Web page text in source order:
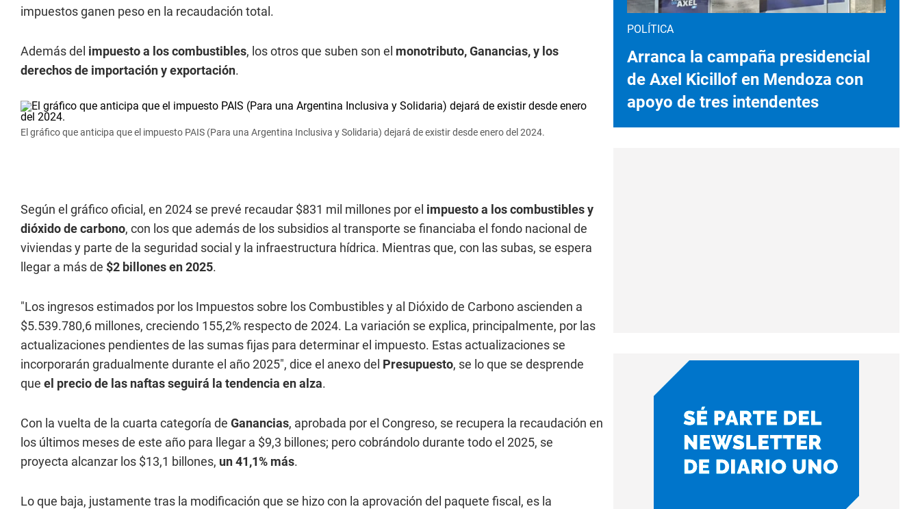
impuestos ganen peso en la recaudación total.
Además del impuesto a los combustibles, los otros que suben son el monotributo, Ganancias, y los
derechos de importación y exportación.
El gráfico que anticipa que el impuesto PAIS (Para una Argentina Inclusiva y Solidaria) dejará de existir desde enero del 2024.
Según el gráfico oficial, en 2024 se prevé recaudar $831 mil millones por el impuesto a los combustibles y
dióxido de carbono, con los que además de los subsidios al transporte se financiaba el fondo nacional de
viviendas y parte de la seguridad social y la infraestructura hídrica. Mientras que, con las subas, se espera
llegar a más de $2 billones en 2025.
"Los ingresos estimados por los Impuestos sobre los Combustibles y al Dióxido de Carbono ascienden a
$5.539.780,6 millones, creciendo 155,2% respecto de 2024. La variación se explica, principalmente, por las
actualizaciones pendientes de las sumas fijas para determinar el impuesto. Estas actualizaciones se
incorporarán gradualmente durante el año 2025", dice el anexo del Presupuesto, se lo que se desprende
que el precio de las naftas seguirá la tendencia en alza.
Con la vuelta de la cuarta categoría de Ganancias, aprobada por el Congreso, se recupera la recaudación en
los últimos meses de este año para llegar a $9,3 billones; pero cobrándolo durante todo el 2025, se
proyecta alcanzar los $13,1 billones, un 41,1% más.
Lo que baja, justamente tras la modificación que se hizo con la aprovación del paquete fiscal, es la
POLÍTICA
Arranca la campaña presidencial
de Axel Kicillof en Mendoza con
apoyo de tres intendentes